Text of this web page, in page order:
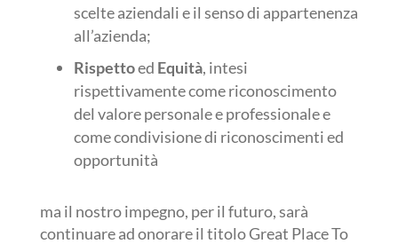
scelte aziendali e il senso di appartenenza
all’azienda;
Rispettoed Equità, intesi
rispettivamente come riconoscimento
del valore personale e professionale e
come condivisione di riconoscimenti ed
opportunità
ma il nostro impegno, per il futuro, sarà
continuare ad onorare il titolo Great Place To